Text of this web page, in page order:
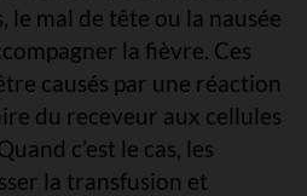
le mal de tête ou la nausée
la fièvre. Ces
causés par une réaction
du receveur aux cellules
c’est le cas, les
la transfusion et